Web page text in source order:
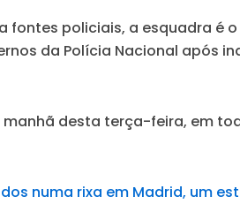
fontes policiais, a esquadra
da Polícia Nacional após
desta terça-feira, em
numa rixa em Madrid, um